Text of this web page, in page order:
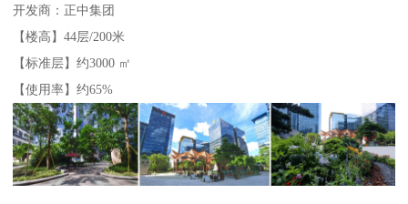
开发商：正中集团
【楼高】44层/200米
【标准层】约3000 ㎡
【使用率】约65%